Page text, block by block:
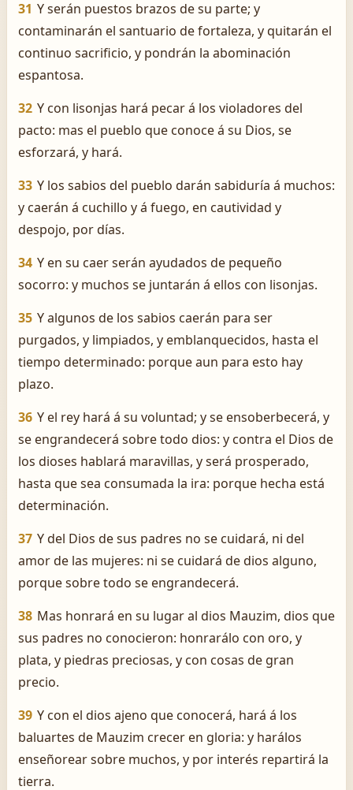
31 Y serán puestos brazos de su parte; y
contaminarán el santuario de fortaleza, y quitarán el
continuo sacrificio, y pondrán la abominación
espantosa.
32 Y con lisonjas hará pecar á los violadores del
pacto: mas el pueblo que conoce á su Dios, se
esforzará, y hará.
33 Y los sabios del pueblo darán sabiduría á muchos:
y caerán á cuchillo y á fuego, en cautividad y
despojo, por días.
34 Y en su caer serán ayudados de pequeño
socorro: y muchos se juntarán á ellos con lisonjas.
35 Y algunos de los sabios caerán para ser
purgados, y limpiados, y emblanquecidos, hasta el
tiempo determinado: porque aun para esto hay
plazo.
36 Y el rey hará á su voluntad; y se ensoberbecerá, y
se engrandecerá sobre todo dios: y contra el Dios de
los dioses hablará maravillas, y será prosperado,
hasta que sea consumada la ira: porque hecha está
determinación.
37 Y del Dios de sus padres no se cuidará, ni del
amor de las mujeres: ni se cuidará de dios alguno,
porque sobre todo se engrandecerá.
38 Mas honrará en su lugar al dios Mauzim, dios que
sus padres no conocieron: honrarálo con oro, y
plata, y piedras preciosas, y con cosas de gran
precio.
39 Y con el dios ajeno que conocerá, hará á los
baluartes de Mauzim crecer en gloria: y harálos
enseñorear sobre muchos, y por interés repartirá la
tierra.